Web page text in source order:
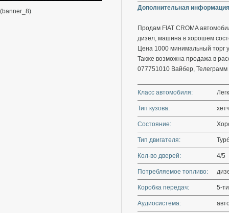
(banner_8) Дополнительная
Продам FIAT CROMA
дизел, машина в хорошем
Цена 1000 минимальный торг
Также возможна продажа в
077751010 Вайбер,
Класс автомобиля:
Тип кузова:
Состояние:
Тип двигателя:
Кол-во дверей: 4/5
Потребляемое топливо:
Коробка передач: 5-
Аудиосистема: